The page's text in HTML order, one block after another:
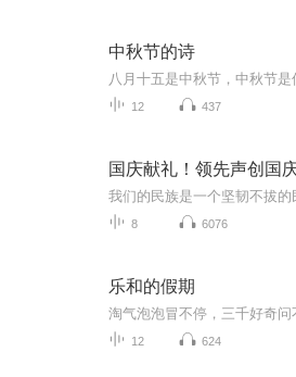
中秋节的诗
12 437
国庆献礼！领先声创国
8 6076
乐和的假期
12 624